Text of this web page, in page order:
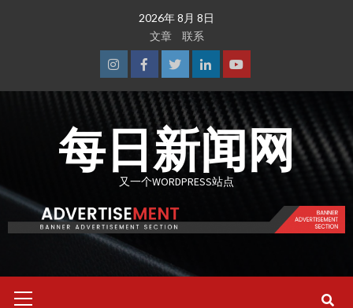
2026年 8月 8日
文章
联系
InstagramFacebook
TwitterLinkedinYoutube
每日新闻网
又一个WORDPRESS站点
Menu